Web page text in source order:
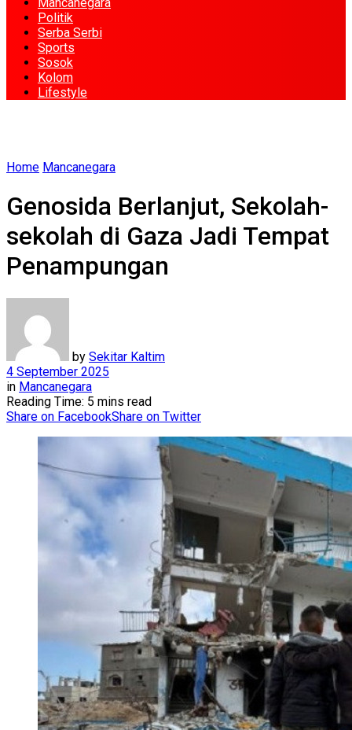
Politik
Serba Serbi
Sports
Sosok
Kolom
Lifestyle
Home Mancanegara
Genosida Berlanjut, Sekolah-
sekolah di Gaza Jadi Tempat
Penampungan
by Sekitar Kaltim
4 September 2025
in Mancanegara
Reading Time: 5 mins read
Share on FacebookShare on Twitter